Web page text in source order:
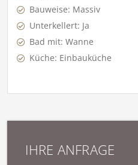
Bauweise: Massiv
Unterkellert: Ja
Bad mit: Wanne
Küche: Einbauküche
IHRE ANFRAGE